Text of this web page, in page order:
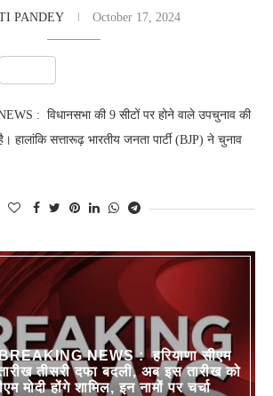
PANDEY October 17, 2024
: विधानसभा की 9 सीटों पर होने वाले उपचुनाव की
हालांकि सत्तारूढ़ भारतीय जनता पार्टी (BJP) ने चुनाव
NEWS : हरियाणा सीएम
तीसरी दफा बदली, अब इस तारीख को
मोदी होंगे शामिल, इन नामों पर चर्चा